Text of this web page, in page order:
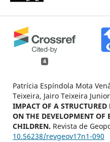
4
Patrícia Espíndola Mota
Teixeira, Jairo Teixeira
IMPACT OF A
ON THE DEVELOPMENT OF
CHILDREN. Revista de
10.56238/revgeov17n1-090